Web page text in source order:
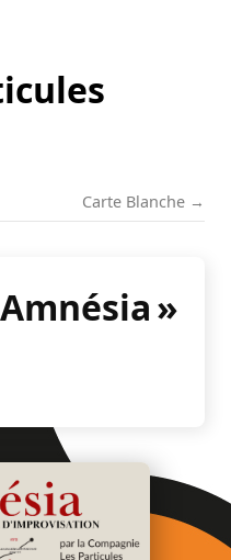
Carte Blanche →
»